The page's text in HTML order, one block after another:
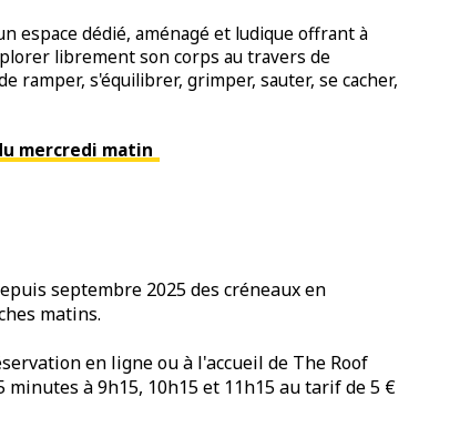
espace dédié, aménagé et ludique offrant à
librement son corps au travers de
ramper, s'équilibrer, grimper, sauter, se cacher,
mercredi matin
septembre 2025 des créneaux en
matins.
en ligne ou à l'accueil de The Roof
minutes à 9h15, 10h15 et 11h15 au tarif de 5 €